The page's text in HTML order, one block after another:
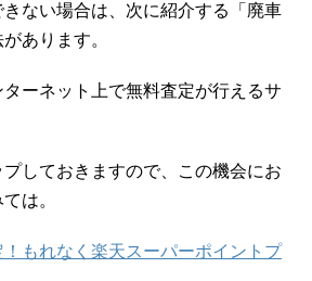
ない場合は、次に紹介する「廃車
あります。
ーネット上で無料査定が行えるサ
しておきますので、この機会にお
は。
もれなく楽天スーパーポイントプ